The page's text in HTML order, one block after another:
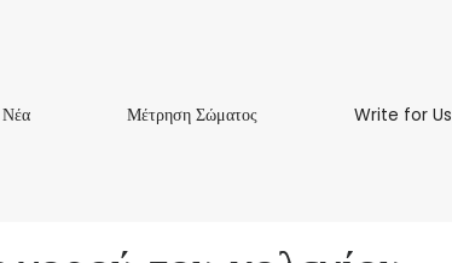
ΝέαΝέα Μέτρηση Σώματος Write for Us